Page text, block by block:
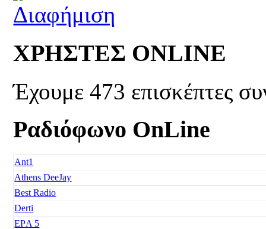
ΧΡΗΣΤΕΣ ONLINE
Έχουμε 473 επισκέπτες
Ραδιόφωνο OnLine
Ant1
Athens DeeJay
Best Radio
Derti
EΡA 5